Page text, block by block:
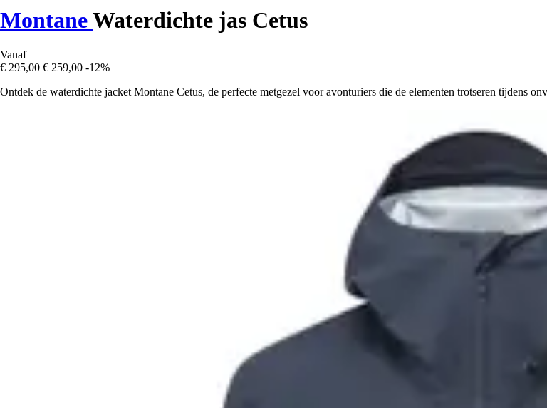
MontaneWaterdichte jas Cetus
Vanaf
€ 295,00 € 259,00 -12%
Ontdek de waterdichte jacket Montane Cetus, de perfecte metgezel voor avonturiers die de elementen trotseren tijdens